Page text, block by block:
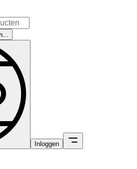
Inloggen